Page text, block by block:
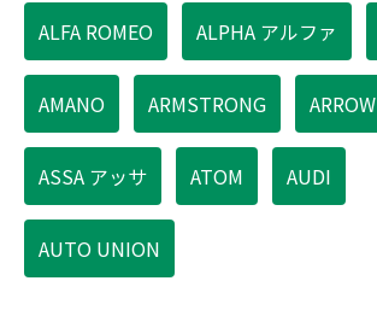
ALFA ROMEO ALPHA アルファ
AMANO ARMSTRONG ARROW
ASSA アッサ ATOM AUDI
AUTO UNION